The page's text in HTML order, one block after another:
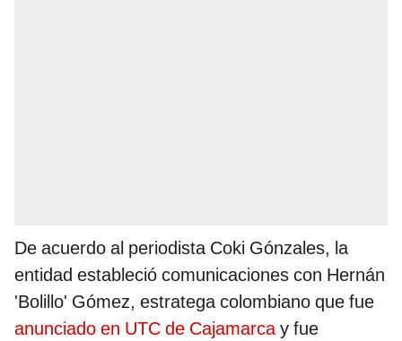
De acuerdo al periodista Coki Gónzales, la
entidad estableció comunicaciones con Hernán
'Bolillo' Gómez, estratega colombiano que fue
anunciado en UTC de Cajamarcay fue